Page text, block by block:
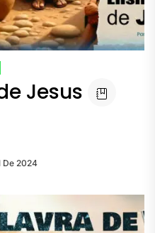
Jesus
De 2024